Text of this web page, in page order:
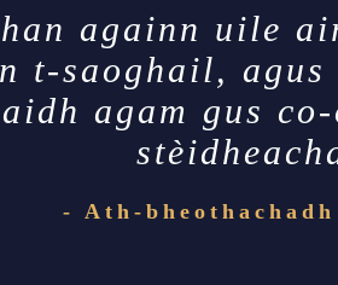
againn uile
t-saoghail,
agam gus
- Ath-